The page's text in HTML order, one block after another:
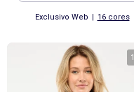
Exclusivo Web | 16 cores
1